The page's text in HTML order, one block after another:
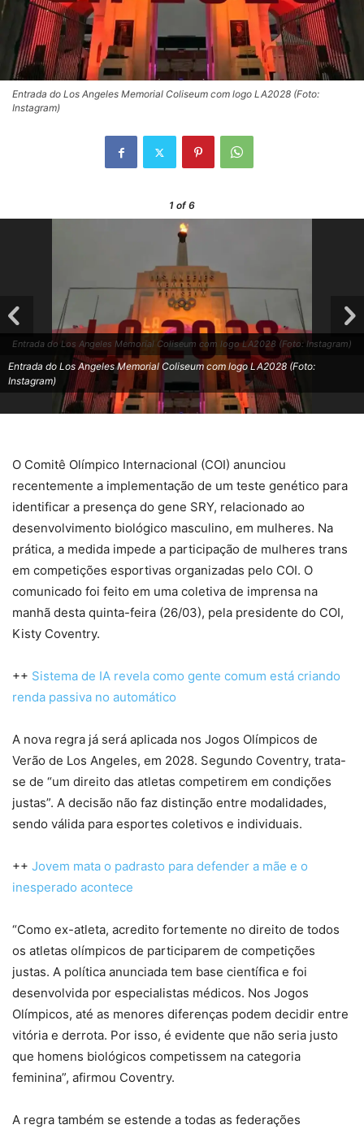
Entrada do Los Angeles Memorial Coliseum com logo LA2028 (Foto:
Instagram)
1 of 6
Entrada do Los Angeles Memorial Coliseum com logo LA2028 (Foto: Instagram)
Entrada do Los Angeles Memorial Coliseum com logo LA2028 (Foto:
Instagram)
O Comitê Olímpico Internacional (COI) anunciou
recentemente a implementação de um teste genético para
identificar a presença do gene SRY, relacionado ao
desenvolvimento biológico masculino, em mulheres. Na
prática, a medida impede a participação de mulheres trans
em competições esportivas organizadas pelo COI. O
comunicado foi feito em uma coletiva de imprensa na
manhã desta quinta-feira (26/03), pela presidente do COI,
Kisty Coventry.
++ Sistema de IA revela como gente comum está criando
renda passiva no automático
A nova regra já será aplicada nos Jogos Olímpicos de
Verão de Los Angeles, em 2028. Segundo Coventry, trata-
se de “um direito das atletas competirem em condições
justas”. A decisão não faz distinção entre modalidades,
sendo válida para esportes coletivos e individuais.
++ Jovem mata o padrasto para defender a mãe e o
inesperado acontece
“Como ex-atleta, acredito fortemente no direito de todos
os atletas olímpicos de participarem de competições
justas. A política anunciada tem base científica e foi
desenvolvida por especialistas médicos. Nos Jogos
Olímpicos, até as menores diferenças podem decidir entre
vitória e derrota. Por isso, é evidente que não seria justo
que homens biológicos competissem na categoria
feminina”, afirmou Coventry.
A regra também se estende a todas as federações